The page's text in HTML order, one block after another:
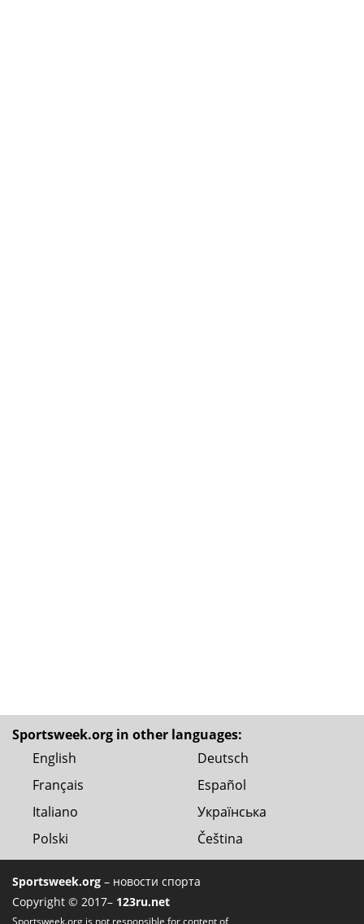
Sportsweek.org in other languages:
English
Deutsch
Français
Español
Italiano
Українська
Polski
Čeština
Sportsweek.org – новости спорта
Copyright © 2017– 123ru.net
Sportsweek.org is not responsible for content of